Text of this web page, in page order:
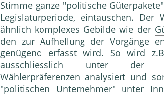
Stimme ganze "politische
Legislaturperiode, eintauschen. Der
ähnlich komplexes Gebilde wie der
den zur Aufhellung der Vorgänge
genügend erfasst wird. So wird
ausschliesslich unter der
Wählerpräferenzen analysiert und
"politischen Unternehmer" unter